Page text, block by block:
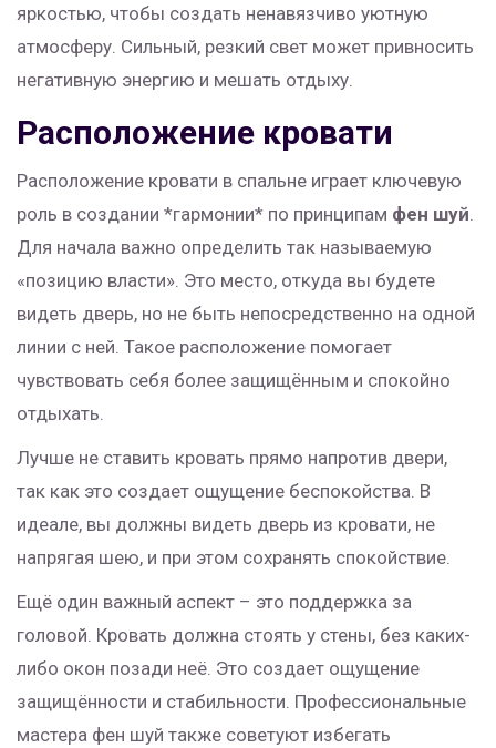
яркостью, чтобы создать ненавязчиво уютную
атмосферу. Сильный, резкий свет может привносить
негативную энергию и мешать отдыху.
Расположение кровати
Расположение кровати в спальне играет ключевую
роль в создании *гармонии* по принципам фен шуй.
Для начала важно определить так называемую
«позицию власти». Это место, откуда вы будете
видеть дверь, но не быть непосредственно на одной
линии с ней. Такое расположение помогает
чувствовать себя более защищённым и спокойно
отдыхать.
Лучше не ставить кровать прямо напротив двери,
так как это создает ощущение беспокойства. В
идеале, вы должны видеть дверь из кровати, не
напрягая шею, и при этом сохранять спокойствие.
Ещё один важный аспект – это поддержка за
головой. Кровать должна стоять у стены, без каких-
либо окон позади неё. Это создает ощущение
защищённости и стабильности. Профессиональные
мастера фен шуй также советуют избегать